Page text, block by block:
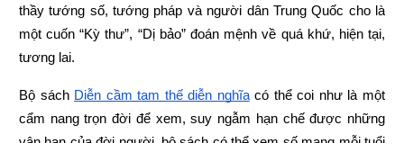
thầy tướng số, tướng pháp và người dân Trung Quốc cho là
một cuốn “Kỳ thư”, “Dị bảo” đoán mệnh về quá khứ, hiện tại,
tương lai.
Bộ sách Diễn cầm tam thế diễn nghĩa có thể coi như là một
cẩm nang trọn đời để xem, suy ngẫm hạn chế được những